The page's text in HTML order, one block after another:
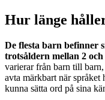
Hur länge
De flesta barn befinner
trotsåldern mellan 2 och
varierar från barn till
avta märkbart när
kunna sätta ord på sina